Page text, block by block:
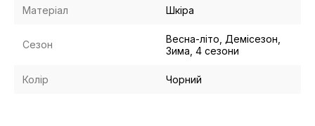
Матеріал Шкіра
Сезон
Весна-літо, Демісезон,
Зима, 4 сезони
Колір Чорний